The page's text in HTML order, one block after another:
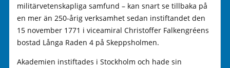
militärvetenskapliga samfund – kan snart se tillbaka på
en mer än 250-årig verksamhet sedan instiftandet den
15 november 1771 i viceamiral Christoffer Falkengréens
bostad Långa Raden 4 på Skeppsholmen.
Akademien instiftades i Stockholm och hade sin